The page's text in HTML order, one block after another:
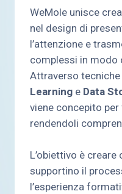
WeMole unisce
nel design di
l’attenzione e
complessi in modo
Attraverso tecniche
Learning e Data
viene concepito
rendendoli
L’obiettivo è
supportino il
l’esperienza